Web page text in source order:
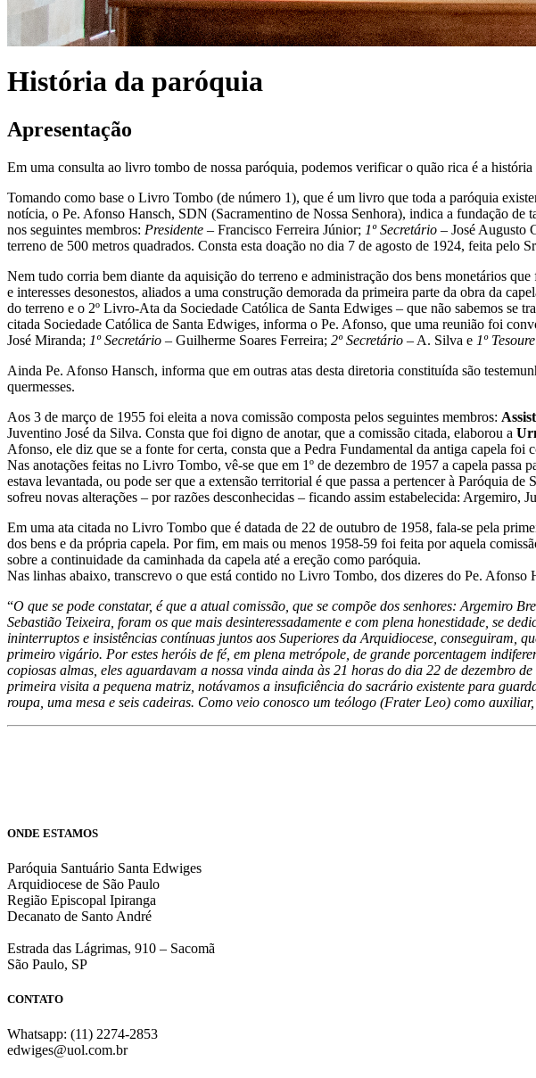
História da paróquia
Apresentação
Em uma consulta ao livro tombo de nossa paróquia, podemos verificar o quão rica é a
Tomando como base o Livro Tombo (de número 1), que é um livro que toda a paróquia
notícia, o Pe. Afonso Hansch, SDN (Sacramentino de Nossa Senhora), indica a fundação
nos seguintes membros: Presidente – Francisco Ferreira Júnior; 1º Secretário – José Augusto
terreno de 500 metros quadrados. Consta esta doação no dia 7 de agosto de 1924, feita pelo
Nem tudo corria bem diante da aquisição do terreno e administração dos bens monetários
e interesses desonestos, aliados a uma construção demorada da primeira parte da obra da
do terreno e o 2º Livro-Ata da Sociedade Católica de Santa Edwiges – que não sabemos se
citada Sociedade Católica de Santa Edwiges, informa o Pe. Afonso, que uma reunião foi
José Miranda; 1º Secretário – Guilherme Soares Ferreira; 2º Secretário – A. Silva e 1º
Ainda Pe. Afonso Hansch, informa que em outras atas desta diretoria constituída são
quermesses.
Aos 3 de março de 1955 foi eleita a nova comissão composta pelos seguintes membros:
Juventino José da Silva. Consta que foi digno de anotar, que a comissão citada, elaborou a
Afonso, ele diz que se a fonte for certa, consta que a Pedra Fundamental da antiga capela
Nas anotações feitas no Livro Tombo, vê-se que em 1º de dezembro de 1957 a capela passa
estava levantada, ou pode ser que a extensão territorial é que passa a pertencer à Paróquia
sofreu novas alterações – por razões desconhecidas – ficando assim estabelecida:
Em uma ata citada no Livro Tombo que é datada de 22 de outubro de 1958, fala-se pela
dos bens e da própria capela. Por fim, em mais ou menos 1958-59 foi feita por aquela
sobre a continuidade da caminhada da capela até a ereção como paróquia.
Nas linhas abaixo, transcrevo o que está contido no Livro Tombo, dos dizeres do Pe. Afonso
“O que se pode constatar, é que a atual comissão, que se compõe dos senhores: Argemiro
Sebastião Teixeira, foram os que mais desinteressadamente e com plena honestidade, se
ininterruptos e insistências contínuas juntos aos Superiores da Arquidiocese, conseguiram,
primeiro vigário. Por estes heróis de fé, em plena metrópole, de grande porcentagem
copiosas almas, eles aguardavam a nossa vinda ainda às 21 horas do dia 22 de dezembro
primeira visita a pequena matriz, notávamos a insuficiência do sacrário existente para
roupa, uma mesa e seis cadeiras. Como veio conosco um teólogo (Frater Leo) como
ONDE ESTAMOS
Paróquia Santuário Santa Edwiges
Arquidiocese de São Paulo
Região Episcopal Ipiranga
Decanato de Santo André
Estrada das Lágrimas, 910 – Sacomã
São Paulo, SP
CONTATO
Whatsapp: (11) 2274-2853
edwiges@uol.com.br